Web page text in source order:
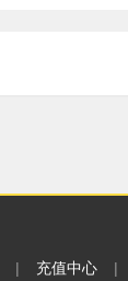
| 充值中心 |